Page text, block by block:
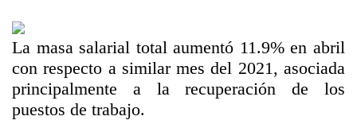
La masa salarial total aumentó 11.9% en abril
con respecto a similar mes del 2021, asociada
principalmente a la recuperación de los
puestos de trabajo.